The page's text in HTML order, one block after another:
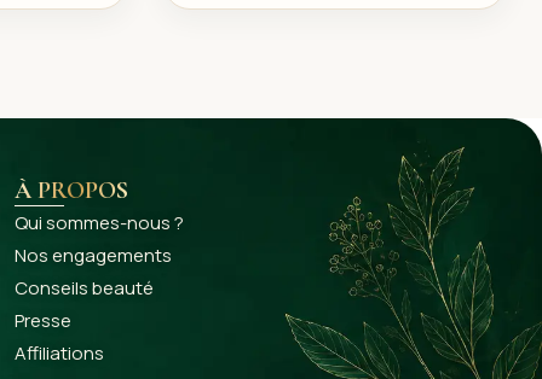
À PROPOS
Qui sommes-nous ?
Nos engagements
Conseils beauté
Presse
Affiliations